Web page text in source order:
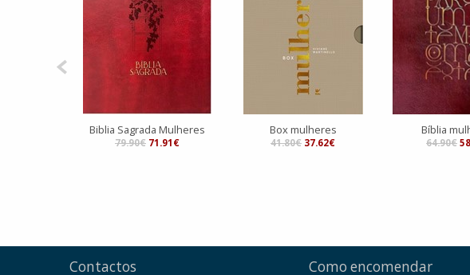
Biblia Sagrada Mulheres
79.90€ 71.91€
Box mulheres
41.80€ 37.62€
Bíblia
64.90€
Contactos Como encomendar